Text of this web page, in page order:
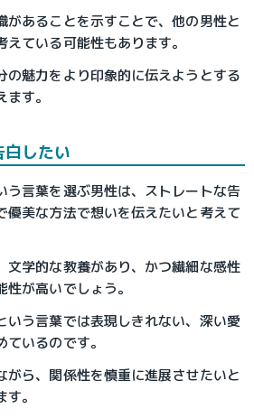
があることを示すことで、他の男性と
ている可能性もあります。
の魅力をより印象的に伝えようとする
す。
したい
う言葉を選ぶ男性は、ストレートな告
優美な方法で想いを伝えたいと考えて
文学的な教養があり、かつ繊細な感性
が高いでしょう。
いう言葉では表現しきれない、深い愛
いるのです。
がら、関係性を慎重に進展させたいと
。